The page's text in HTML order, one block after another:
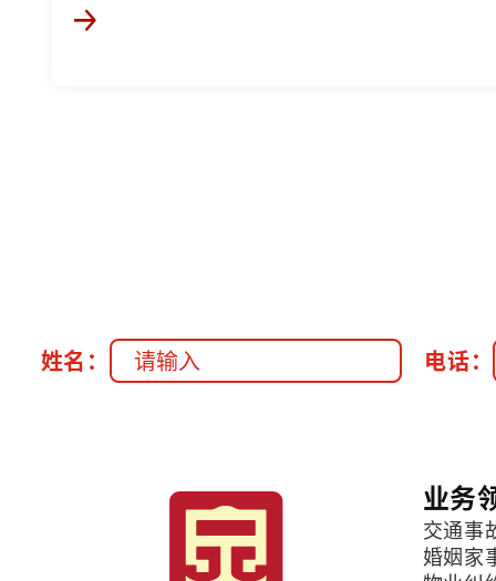
姓名： 电话：
业务
交通事
婚姻家